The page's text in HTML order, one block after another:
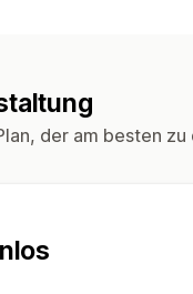
der am besten